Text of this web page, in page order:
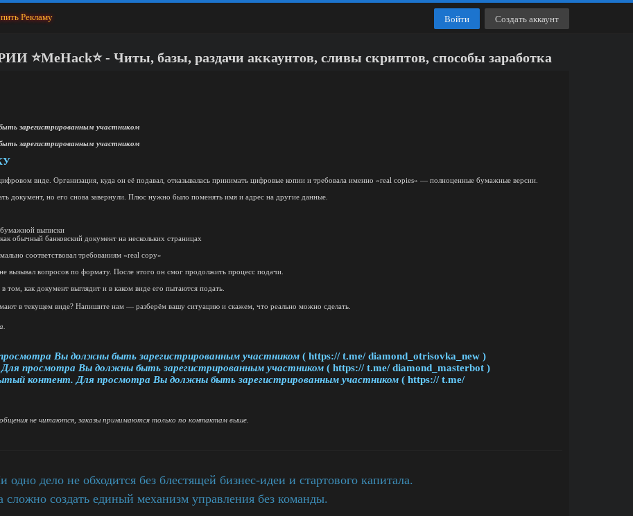
- Читы, базы, раздачи аккаунтов, сливы скриптов, способы заработка
зарегистрированным участником
зарегистрированным участником
виде. Организация, куда он её подавал, отказывалась принимать цифровые копии и требовала именно «real copies» — полноценные бумажные версии.
документ, но его снова завернули. Плюс нужно было поменять имя и адрес на другие данные.
выписки
обычный банковский документ на нескольких страницах
соответствовал требованиям «real copy»
вызывал вопросов по формату. После этого он смог продолжить процесс подачи.
как документ выглядит и в каком виде его пытаются подать.
в текущем виде? Напишите нам — разберём вашу ситуацию и скажем, что реально можно сделать.
Вы должны быть зарегистрированным участником ( https:// t.me/ diamond_otrisovka_new )
просмотра Вы должны быть зарегистрированным участником ( https:// t.me/ diamond_masterbot )
контент. Для просмотра Вы должны быть зарегистрированным участником ( https:// t.me/
не читаются, заказы принимаются только по контактам выше.
одно дело не обходится без блестящей бизнес-идеи и стартового капитала.
сложно создать единый механизм управления без команды.
Рекламу Войти Создать аккаунт